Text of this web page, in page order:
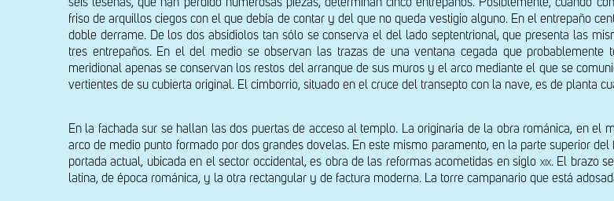
seis lesenas, que han perdido numerosas piezas, determinan cinco entrepaños. Posiblemente, cuando
friso de arquillos ciegos con el que debía de contar y del que no queda vestigio alguno. En el entrepaño
doble derrame. De los dos absidiolos tan sólo se conserva el del lado septentrional, que presenta las
tres entrepaños. En el del medio se observan las trazas de una ventana cegada que
meridional apenas se conservan los restos del arranque de sus muros y el arco mediante el que se
vertientes de su cubierta original. El cimborrio, situado en el cruce del transepto con la nave, es de planta
En la fachada sur se hallan las dos puertas de acceso al templo. La originaria de la obra románica, en
arco de medio punto formado por dos grandes dovelas. En este mismo paramento, en la parte superior
portada actual, ubicada en el sector occidental, es obra de las reformas acometidas en siglo xix. El brazo
latina, de época románica, y la otra rectangular y de factura moderna. La torre campanario que está